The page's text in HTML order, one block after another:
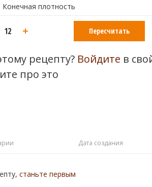
Конечная плотность
Пересчитать
рецепту? Войдите в
про это
Дата создания
станьте первым